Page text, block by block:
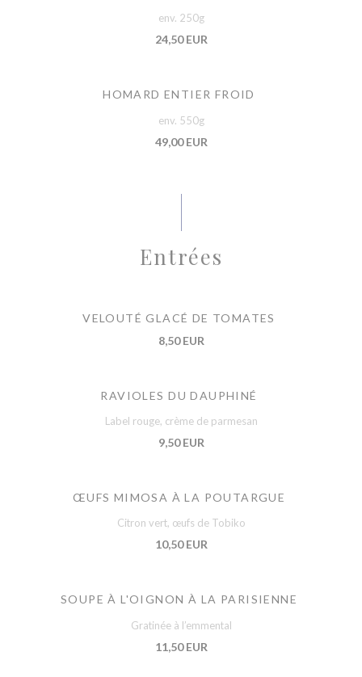
env. 250g
24,50 EUR
HOMARD ENTIER FROID
env. 550g
49,00 EUR
Entrées
VELOUTÉ GLACÉ DE TOMATES
8,50 EUR
RAVIOLES DU DAUPHINÉ
Label rouge, crème de parmesan
9,50 EUR
ŒUFS MIMOSA À LA POUTARGUE
Citron vert, œufs de Tobiko
10,50 EUR
SOUPE À L'OIGNON À LA PARISIENNE
Gratinée à l’emmental
11,50 EUR